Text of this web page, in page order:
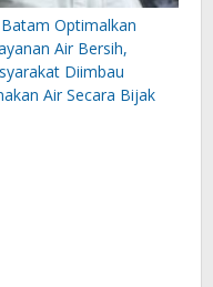
Optimalkan
Air Bersih,
Diimbau
Air Secara Bijak